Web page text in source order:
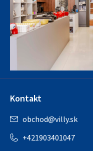
Kontakt
obchod@villy.sk
+421903401047